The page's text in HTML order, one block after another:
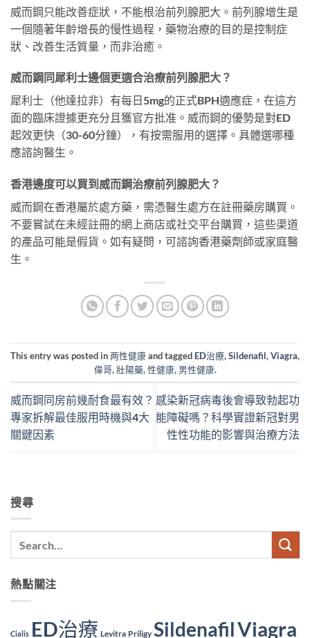
威而鋼只能改善症狀，不能根治前列腺肥大。前列腺增生是
一個隨著年齡增長的慢性過程，藥物治療的目的是控制症
狀、改善生活質量，而非治癒。
威而鋼同犀利士邊個更適合治療前列腺肥大？
犀利士（他達拉非）有每日5mg的正式BPH適應症，在這方
面的臨床證據更充分且獲官方批准。威而鋼的優勢是對ED
起效更快（30-60分鐘），有按需服用的選擇。具體選哪種
應諮詢醫生。
香港邊度可以買到威而鋼治療前列腺肥大？
威而鋼在香港屬於處方藥，需憑醫生處方在註冊藥房購買。
不要嘗試在未經註冊的網上商店或社交平台購買，這些渠道
的產品可能是假貨。如有疑問，可諮詢香港藥劑師或家庭醫
生。
This entry was posted in两性健康and tagged ED治療,Sildenafil,Viagra,
偉哥,壯陽藥,性健康, 男性健康.
威而鋼同房前幾耐食最有效？
專家拆解最佳服用時機與4大
關鍵因素
感染新冠病毒後會導致勃起功
能障礙嗎？科學實證新冠對男
性性功能的影響與治療方法
搜尋
熱點關注
Cialis ED治療 Levitra Priligy SildenafilViagra